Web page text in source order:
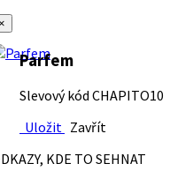
Parfem
Slevový kód CHAPITO10
Uložit Zavřít
KDE TO SEHNAT